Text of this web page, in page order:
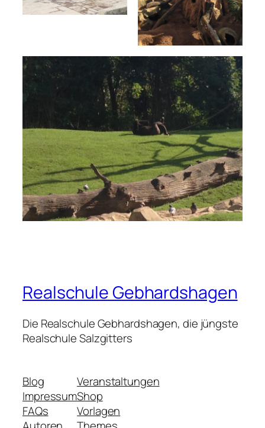
Realschule Gebhardshagen
Die Realschule Gebhardshagen, die jüngste
Realschule Salzgitters
Blog
Impressum
FAQs
Veranstaltungen
Shop
Vorlagen